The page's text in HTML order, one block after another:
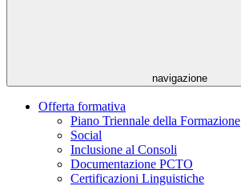
navigazione
Offerta formativa
Piano Triennale della Formazione
Social
Inclusione al Consoli
Documentazione PCTO
Certificazioni Linguistiche